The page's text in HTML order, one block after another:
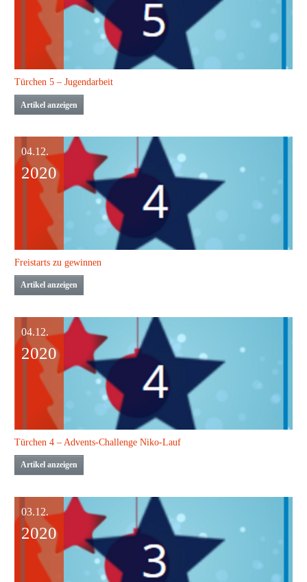
Türchen 5 – Jugendarbeit
Artikel anzeigen
04.12.
2020
Freistarts zu gewinnen
Artikel anzeigen
04.12.
2020
Türchen 4 – Advents-Challenge Niko-Lauf
Artikel anzeigen
03.12.
2020